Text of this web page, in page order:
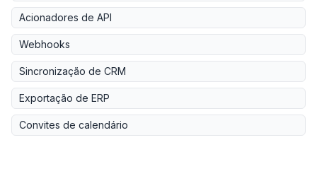
Acionadores de API
Webhooks
Sincronização de CRM
Exportação de ERP
Convites de calendário